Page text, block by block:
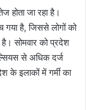
होता जा रहा है।
गया है, जिससे लोगों को
सोमवार को प्रदेश
से अधिक दर्ज
के इलाकों में गर्मी का